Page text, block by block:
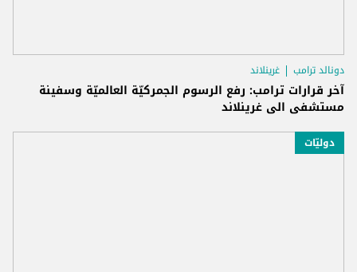
دونالد ترامب غرينلاند
آخر قرارات ترامب: رفع الرسوم الجمركيّة العالميّة وسفينة
مستشفى الى غرينلاند
دوليّات